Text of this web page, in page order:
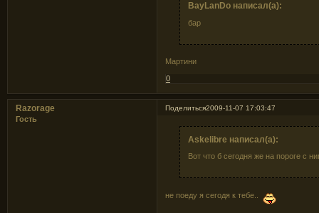
BayLanDo написал(а):
бар
Мартини
0
Поделиться2009-11-07 17:03:47
Razorage
Гость
Askelibre написал(а):
Вот что б сегодня же на пороге с
не поеду я сегодя к тебе..